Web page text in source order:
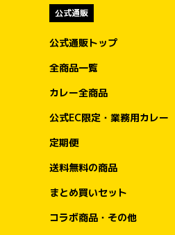
公式通販
公式通販トップ
全商品一覧
カレー全商品
公式EC限定・業務用カレー
定期便
送料無料の商品
まとめ買いセット
コラボ商品・その他